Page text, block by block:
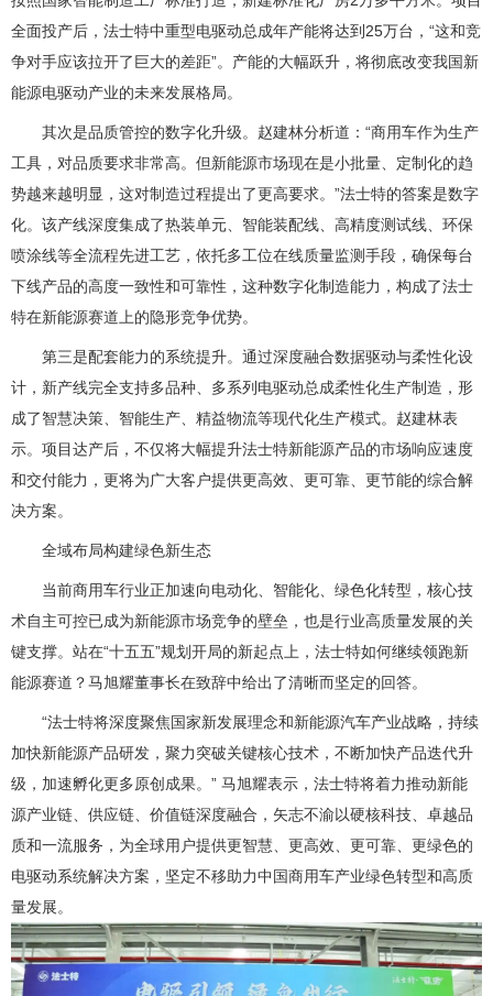
全面投产后，法士特中重型电驱动总成年产能将达到25万台，“这和竞
争对手应该拉开了巨大的差距”。产能的大幅跃升，将彻底改变我国新
能源电驱动产业的未来发展格局。
其次是品质管控的数字化升级。赵建林分析道：“商用车作为生产
工具，对品质要求非常高。但新能源市场现在是小批量、定制化的趋
势越来越明显，这对制造过程提出了更高要求。”法士特的答案是数字
化。该产线深度集成了热装单元、智能装配线、高精度测试线、环保
喷涂线等全流程先进工艺，依托多工位在线质量监测手段，确保每台
下线产品的高度一致性和可靠性，这种数字化制造能力，构成了法士
特在新能源赛道上的隐形竞争优势。
第三是配套能力的系统提升。通过深度融合数据驱动与柔性化设
计，新产线完全支持多品种、多系列电驱动总成柔性化生产制造，形
成了智慧决策、智能生产、精益物流等现代化生产模式。赵建林表
示。项目达产后，不仅将大幅提升法士特新能源产品的市场响应速度
和交付能力，更将为广大客户提供更高效、更可靠、更节能的综合解
决方案。
全域布局构建绿色新生态
当前商用车行业正加速向电动化、智能化、绿色化转型，核心技
术自主可控已成为新能源市场竞争的壁垒，也是行业高质量发展的关
键支撑。站在“十五五”规划开局的新起点上，法士特如何继续领跑新
能源赛道？马旭耀董事长在致辞中给出了清晰而坚定的回答。
“法士特将深度聚焦国家新发展理念和新能源汽车产业战略，持续
加快新能源产品研发，聚力突破关键核心技术，不断加快产品迭代升
级，加速孵化更多原创成果。” 马旭耀表示，法士特将着力推动新能
源产业链、供应链、价值链深度融合，矢志不渝以硬核科技、卓越品
质和一流服务，为全球用户提供更智慧、更高效、更可靠、更绿色的
电驱动系统解决方案，坚定不移助力中国商用车产业绿色转型和高质
量发展。